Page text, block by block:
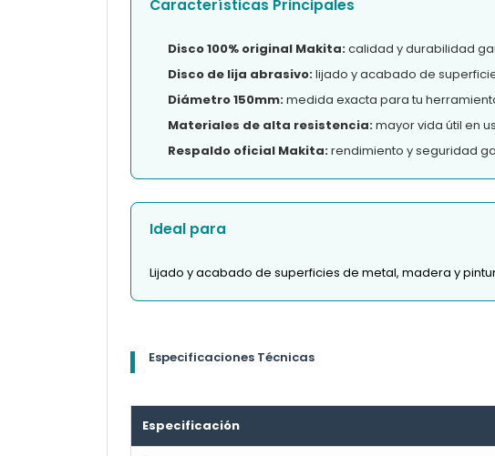
Características Principales
Disco 100% original Makita:calidad y durabilidad
Disco de lija abrasivo:lijado y acabado de
Diámetro 150mm:medida exacta para tu
Materiales de alta resistencia:mayor vida útil en
Respaldo oficial Makita:rendimiento y seguridad
Ideal para
Lijado y acabado de superficies de metal, madera y
Especificaciones Técnicas
Especificación